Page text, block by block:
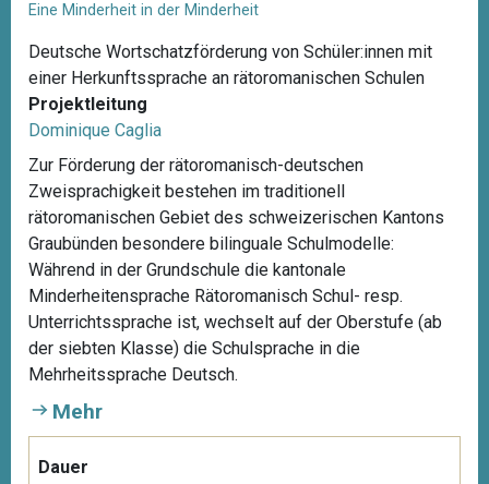
Eine Minderheit in der Minderheit
Deutsche Wortschatzförderung von Schüler:innen mit
einer Herkunftssprache an rätoromanischen Schulen
Projektleitung
Dominique Caglia
Zur Förderung der rätoromanisch-deutschen
Zweisprachigkeit bestehen im traditionell
rätoromanischen Gebiet des schweizerischen Kantons
Graubünden besondere bilinguale Schulmodelle:
Während in der Grundschule die kantonale
Minderheitensprache Rätoromanisch Schul- resp.
Unterrichtssprache ist, wechselt auf der Oberstufe (ab
der siebten Klasse) die Schulsprache in die
Mehrheitssprache Deutsch.
Mehr
Dauer